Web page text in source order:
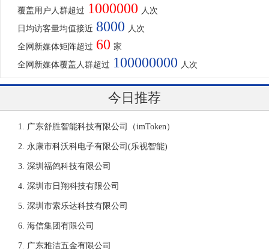
覆盖用户人群超过 1000000 人次
日均访客量均值接近 8000 人次
全网新媒体矩阵超过 60 家
全网新媒体覆盖人群超过 100000000 人次
今日推荐
广东舒胜智能科技有限公司（imToken）
永康市科沃科电子有限公司(乐视智能)
深圳福鸽科技有限公司
深圳市日翔科技有限公司
深圳市索乐达科技有限公司
海信集团有限公司
广东雅洁五金有限公司